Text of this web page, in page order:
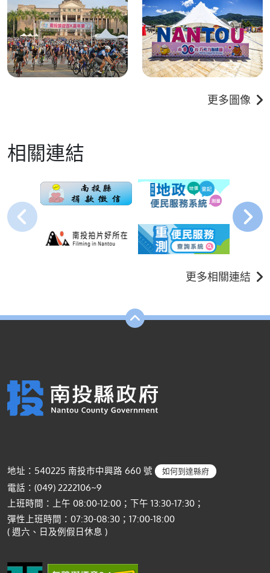
更多圖像
相關連結
更多相關連結
地址：540225 南投市中興路 660 號 如何到達縣府
電話：(049) 2222106~9
上班時間：上午 08:00-12:00；下午 13:30-17:30；
彈性上班時間：07:30-08:30；17:00-18:00
( 週六、日及例假日休息 )